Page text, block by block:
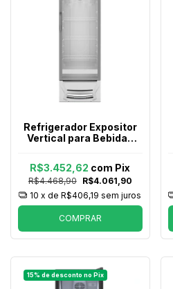
Refrigerador Expositor
Vertical para Bebidas
R$4.468,90 R$4.061,90
R$3.452,62 com Pix
10 x deR$406,19 sem juros
COMPRAR